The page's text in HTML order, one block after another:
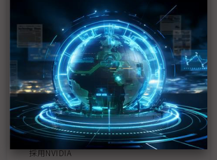
MLCC訂單過熱、出貨比創高 村田示警全球AI基
建熱潮將趨緩
2027全年記憶體產能提前售罄 買家「祕而不
宣」只怕買不夠
英特爾EMIB良率達標 聯發科第2代ASIC產品
2028準時量產
光進銅退更明確？ 聯發科估SerDes 448G為銅
線「最終戰場」
SpaceX晶片採購大轉向 Elon Musk捨超微全面
採用NVIDIA